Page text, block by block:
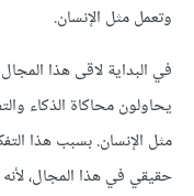
وتعمل مثل الإنسان.
في البداية لاقى هذا
يحاولون محاكاة الذكاء
مثل الإنسان. بسبب هذا
حقيقي في هذا المجال،